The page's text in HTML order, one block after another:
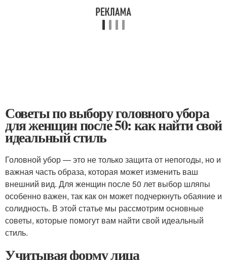
Советы по выбору головного убора
для женщин после 50: как найти свой
идеальный стиль
Головной убор — это не только защита от непогоды, но и
важная часть образа, которая может изменить ваш
внешний вид. Для женщин после 50 лет выбор шляпы
особенно важен, так как он может подчеркнуть обаяние и
солидность. В этой статье мы рассмотрим основные
советы, которые помогут вам найти свой идеальный
стиль.
Учитывая форму лица